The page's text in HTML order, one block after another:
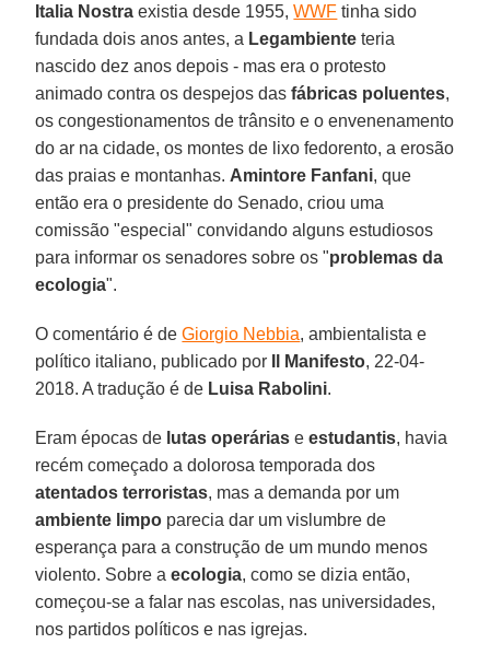
Italia Nostra existia desde 1955,WWF tinha sido
fundada dois anos antes, a Legambiente teria
nascido dez anos depois - mas era o protesto
animado contra os despejos dasfábricas poluentes,
os congestionamentos de trânsito e o envenenamento
do ar na cidade, os montes de lixo fedorento, a erosão
das praias e montanhas. Amintore Fanfani, que
então era o presidente do Senado, criou uma
comissão "especial" convidando alguns estudiosos
para informar os senadores sobre os "problemas da
ecologia".
O comentário é deGiorgio Nebbia, ambientalista e
político italiano, publicado por
Il Manifesto, 22-04-
2018. A tradução é de Luisa Rabolini.
Eram épocas de lutas operárias e estudantis, havia
recém começado a dolorosa temporada dos
atentados terroristas, mas a demanda por um
ambiente limpo parecia dar um vislumbre de
esperança para a construção de um mundo menos
violento. Sobre aecologia, como se dizia então,
começou-se a falar nas escolas, nas universidades,
nos partidos políticos e nas igrejas.